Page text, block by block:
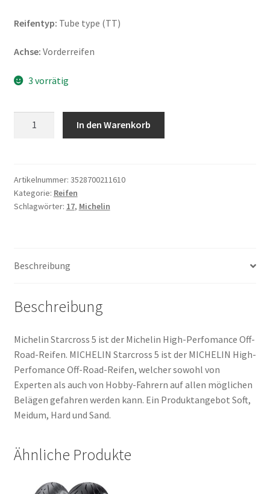
Reifentyp: Tube type (TT)
Achse: Vorderreifen
3 vorrätig
70/100
-
17
Menge
In den Warenkorb
Artikelnummer: 3528700211610
Kategorie: Reifen
Schlagwörter: 17, Michelin
Beschreibung
Beschreibung
Michelin Starcross 5 ist der Michelin High-Perfomance Off-
Road-Reifen. MICHELIN Starcross 5 ist der MICHELIN High-
Perfomance Off-Road-Reifen, welcher sowohl von
Experten als auch von Hobby-Fahrern auf allen möglichen
Belägen gefahren werden kann. Ein Produktangebot Soft,
Meidum, Hard und Sand.
Ähnliche Produkte